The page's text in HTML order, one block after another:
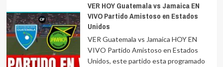
VER HOY Guatemala vs Jamaica EN
VIVO Partido Amistoso en Estados
Unidos
VER Guatemala vs Jamaica HOY EN
VIVO Partido Amistoso en Estados
Unidos, este partido esta programado